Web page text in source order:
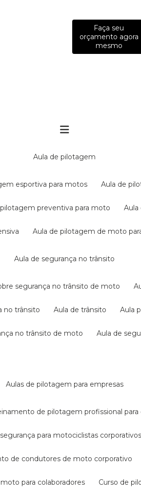
Faça seu
orçamento agora
mesmo
aula de pilotagem
esportiva para motos aula de
pilotagem preventiva para moto
aula de pilotagem de moto
aula de segurança no trânsito
segurança no trânsito de moto
no trânsito aula de trânsito aula
no trânsito de moto aula de
aulas de pilotagem para empresas
de pilotagem profissional para
segurança para motociclistas corporativos
de condutores de moto corporativo
moto para colaboradores curso de